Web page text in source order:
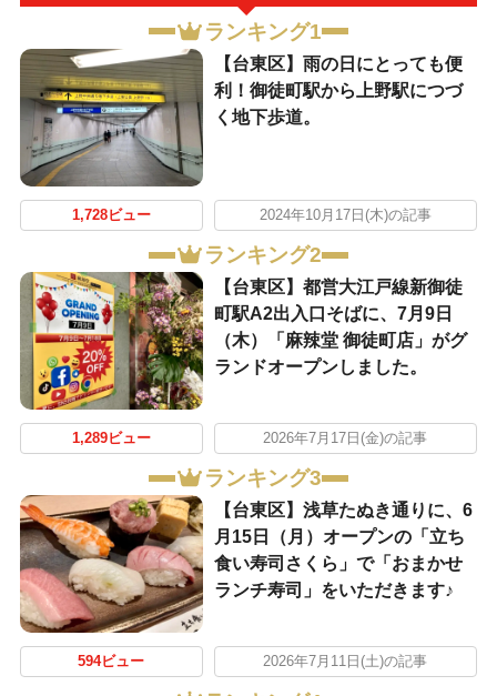
ランキング1
【台東区】雨の日にとっても便
利！御徒町駅から上野駅につづ
く地下歩道。
1,728ビュー 2024年10月17日(木)の記事
ランキング2
【台東区】都営大江戸線新御徒
町駅A2出入口そばに、7月9日
（木）「麻辣堂 御徒町店」がグ
ランドオープンしました。
1,289ビュー 2026年7月17日(金)の記事
ランキング3
【台東区】浅草たぬき通りに、6
月15日（月）オープンの「立ち
食い寿司さくら」で「おまかせ
ランチ寿司」をいただきます♪
594ビュー 2026年7月11日(土)の記事